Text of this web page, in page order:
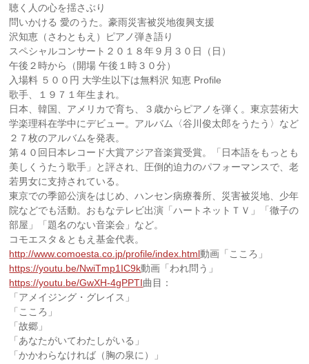
聴く人の心を揺さぶり
問いかける 愛のうた。豪雨災害被災地復興支援
沢知恵（さわともえ）ピアノ弾き語り
スペシャルコンサート２０１８年９月３０日（日）
午後２時から（開場 午後１時３０分）
入場料 ５００円 大学生以下は無料沢 知恵 Profile
歌手、１９７１年生まれ。
日本、韓国、アメリカで育ち、３歳からピアノを弾く。東京芸術大
学楽理科在学中にデビュー。アルバム〈谷川俊太郎をうたう〉など
２７枚のアルバムを発表。
第４０回日本レコード大賞アジア音楽賞受賞。「日本語をもっとも
美しくうたう歌手」と評され、圧倒的迫力のパフォーマンスで、老
若男女に支持されている。
東京での季節公演をはじめ、ハンセン病療養所、災害被災地、少年
院などでも活動。おもなテレビ出演「ハートネットＴＶ」「徹子の
部屋」「題名のない音楽会」など。
コモエスタ＆ともえ基金代表。
http://www.comoesta.co.jp/profile/index.html動画「こころ」
https://youtu.be/NwiTmp1IC9k動画「われ問う」
https://youtu.be/GwXH-4gPPTI曲目：
「アメイジング・グレイス」
「こころ」
「故郷」
「あなたがいてわたしがいる」
「かかわらなければ（胸の泉に）」